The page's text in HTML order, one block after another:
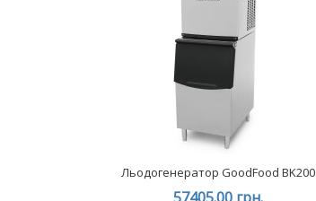
Льодогенератор GoodFood BK200